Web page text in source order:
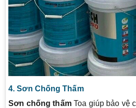
4. Sơn Chống Thấm
Sơn chống thấmToa giúp bảo vệ